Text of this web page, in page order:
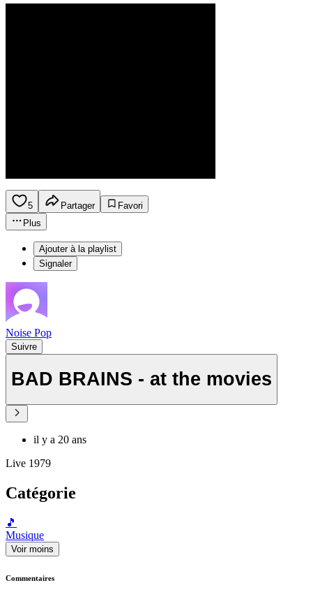
5 Partager
Favori
Plus
Ajouter à la playlist
Signaler
Noise Pop
Suivre
BAD BRAINS - at the movies
il y a 20 ans
Live 1979
Catégorie
🎵
Musique
Voir moins
Commentaires